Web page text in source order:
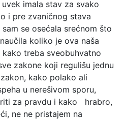
imala stav za svako
i pre zvaničnog stava
se osećala srećnom što
koliko je ova naša
treba sveobuhvatno
zakone koji regulišu jednu
kako polako ali
u nerešivom sporu,
za pravdu i kako hrabro,
ne ne pristajem na